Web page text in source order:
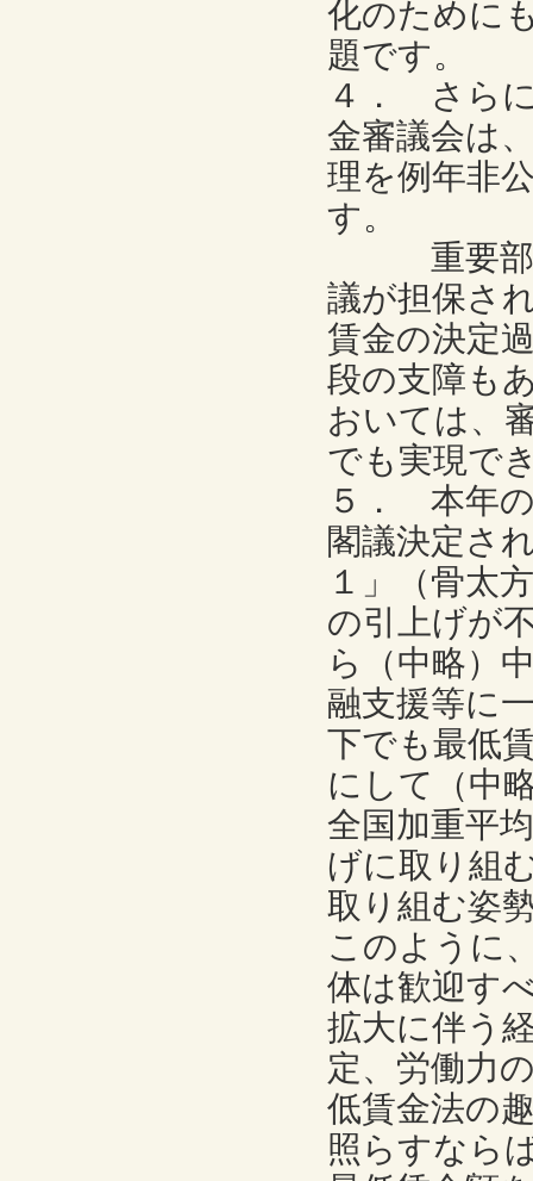
化のために
題です。
４． さらに
金審議会は
理を例年非
す。
重要部分
議が担保さ
賃金の決定
段の支障も
おいては、
でも実現で
５． 本年
閣議決定さ
１」（骨太
の引上げが
ら（中略）
融支援等に
下でも最低
にして（中
全国加重平
げに取り組
取り組む姿
このように
体は歓迎す
拡大に伴う
定、労働力
低賃金法の
照らすなら